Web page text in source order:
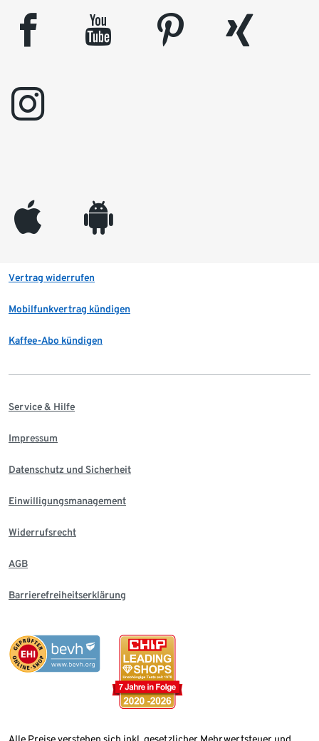
facebook youtube pinterest
xing
instagram
appleinc android
Vertrag widerrufen
Mobilfunkvertrag kündigen
Kaffee-Abo kündigen
Service & Hilfe
Impressum
Datenschutz und Sicherheit
Einwilligungsmanagement
Widerrufsrecht
AGB
Barrierefreiheitserklärung